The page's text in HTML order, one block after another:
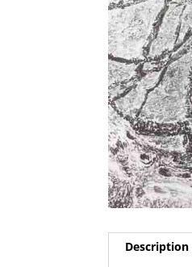
Description